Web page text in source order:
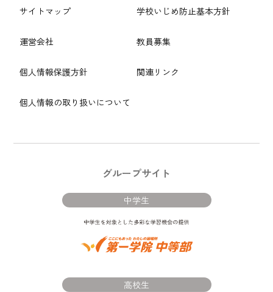
サイトマップ
運営会社
個人情報保護方針
個人情報の取り扱いについて
学校いじめ防止基本方針
教員募集
関連リンク
グループサイト
中学生
高校生